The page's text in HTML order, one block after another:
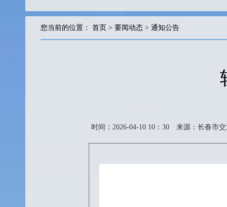
您当前的位置： 首页 > 要闻动态 > 通知公告
时间：2026-04-10 10：30 来源：长春市